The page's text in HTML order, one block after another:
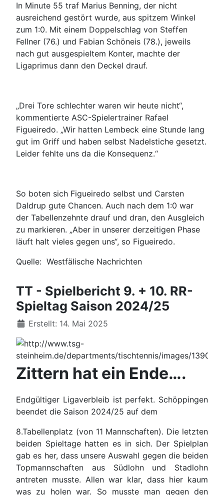
In Minute 55 traf Marius Benning, der nicht
ausreichend gestört wurde, aus spitzem Winkel
zum 1:0. Mit einem Doppelschlag von Steffen
Fellner (76.) und Fabian Schöneis (78.), jeweils
nach gut ausgespieltem Konter, machte der
Ligaprimus dann den Deckel drauf.
„Drei Tore schlechter waren wir heute nicht“,
kommentierte ASC-Spielertrainer Rafael
Figueiredo. „Wir hatten Lembeck eine Stunde lang
gut im Griff und haben selbst Nadelstiche gesetzt.
Leider fehlte uns da die Konsequenz.“
So boten sich Figueiredo selbst und Carsten
Daldrup gute Chancen. Auch nach dem 1:0 war
der Tabellenzehnte drauf und dran, den Ausgleich
zu markieren. „Aber in unserer derzeitigen Phase
läuft halt vieles gegen uns“, so Figueiredo.
Quelle: Westfälische Nachrichten
TT - Spielbericht 9. + 10. RR-
Spieltag Saison 2024/25
DetailsErstellt: 14. Mai 2025
Zittern hat ein Ende….
Endgültiger Ligaverbleib ist perfekt. Schöppingen
beendet die Saison 2024/25 auf dem
8.Tabellenplatz (von 11 Mannschaften). Die letzten
beiden Spieltage hatten es in sich. Der Spielplan
gab es her, dass unsere Auswahl gegen die beiden
Topmannschaften aus Südlohn und Stadlohn
antreten musste. Allen war klar, dass hier kaum
was zu holen war. So musste man gegen den